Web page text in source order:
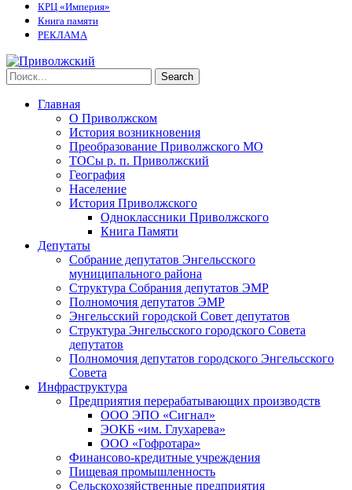
КРЦ «Империя»
Книга памяти
РЕКЛАМА
Главная
О Приволжском
История возникновения
Преобразование Приволжского МО
ТОСы р. п. Приволжский
География
Население
История Приволжского
Одноклассники Приволжского
Книга Памяти
Депутаты
Собрание депутатов Энгельсского
муниципального района
Структура Собрания депутатов ЭМР
Полномочия депутатов ЭМР
Энгельсский городской Совет депутатов
Структура Энгельсского городского Совета
депутатов
Полномочия депутатов городского Энгельсского
Совета
Инфраструктура
Предприятия перерабатывающих производств
ООО ЭПО «Сигнал»
ЭОКБ «им. Глухарева»
ООО «Гофротара»
Финансово-кредитные учреждения
Пищевая промышленность
Сельскохозяйственные предприятия